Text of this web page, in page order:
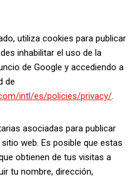
utiliza cookies para publicar
inhabilitar el uso de la
de Google y accediendo a
de
intl/es/policies/privacy/.
asociadas para publicar
web. Es posible que estas
obtienen de tus visitas a
tu nombre, dirección,